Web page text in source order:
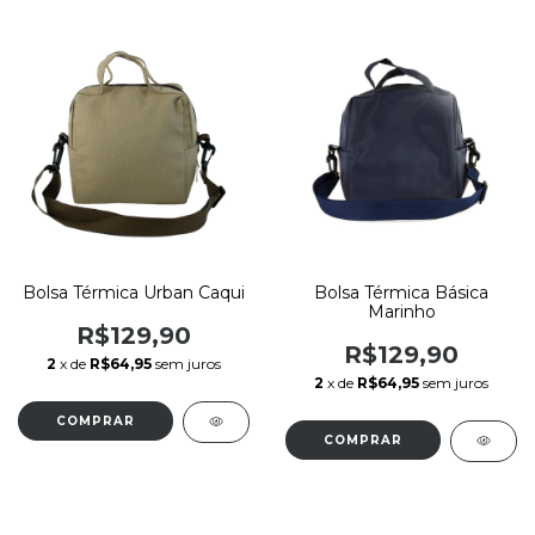
Bolsa Térmica Urban Caqui
R$129,90
2 x de R$64,95 sem juros
Bolsa Térmica Básica
Marinho
R$129,90
2 x de R$64,95 sem juros